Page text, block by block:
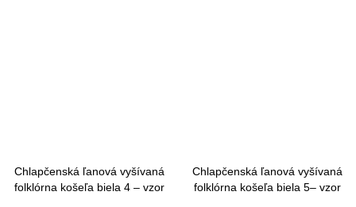
Chlapčenská ľanová vyšívaná
folklórna košeľa biela 4 – vzor
Chlapčenská ľanová vyšívaná
folklórna košeľa biela 5– vzor